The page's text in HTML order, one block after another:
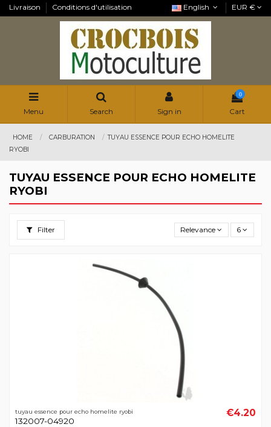
Livraison Conditions d'utilisation English EUR €
Menu Search Sign in
0
Cart
HOME CARBURATION
TUYAU ESSENCE POUR ECHO HOMELITE
RYOBI
TUYAU ESSENCE POUR ECHO HOMELITE
RYOBI
Filter Relevance 6
tuyau essence pour echo homelite ryobi
132007-04920
€4.20